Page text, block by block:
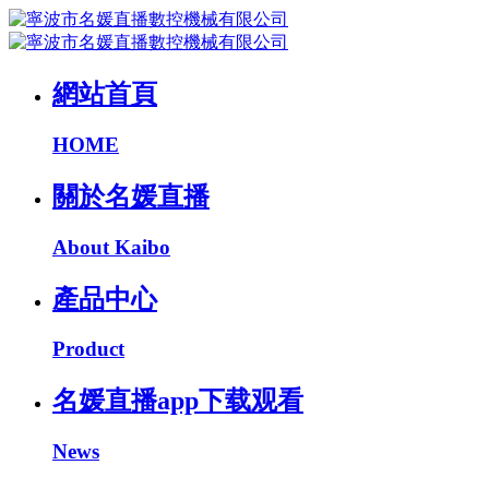
網站首頁
HOME
關於名媛直播
About Kaibo
產品中心
Product
名媛直播app下载观看
News